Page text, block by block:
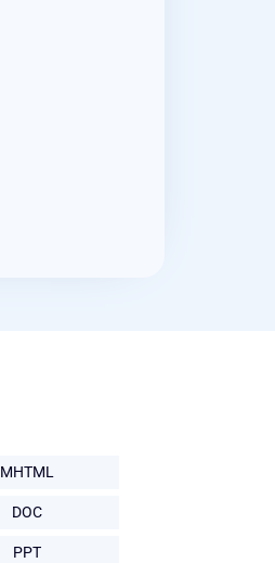
MHTML
DOC
PPT